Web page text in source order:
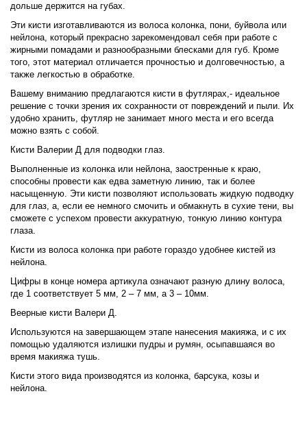
дольше держится на губах.
Эти кисти изготавливаются из волоса колонка, пони, буйвола или
нейлона, который прекрасно зарекомендовал себя при работе с
жирными помадами и разнообразными блесками для губ. Кроме
того, этот материал отличается прочностью и долговечностью, а
также легкостью в обработке.
Вашему вниманию предлагаются кисти в футлярах,- идеальное
решение с точки зрения их сохранности от повреждений и пыли. Их
удобно хранить, футляр не занимает много места и его всегда
можно взять с собой.
Кисти Валерии Д для подводки глаз.
Выполненные из колонка или нейлона, заостренные к краю,
способны провести как едва заметную линию, так и более
насыщенную. Эти кисти позволяют использовать жидкую подводку
для глаз, а, если ее немного смочить и обмакнуть в сухие тени, вы
сможете с успехом провести аккуратную, тонкую линию контура
глаза.
Кисти из волоса колонка при работе гораздо удобнее кистей из
нейлона.
Цифры в конце номера артикула означают разную длину волоса,
где 1 соответствует 5 мм, 2 – 7 мм, а 3 – 10мм.
Веерные кисти Валери Д.
Используются на завершающем этапе нанесения макияжа, и с их
помощью удаляются излишки пудры и румян, осыпавшаяся во
время макияжа тушь.
Кисти этого вида производятся из колонка, барсука, козы и
нейлона.